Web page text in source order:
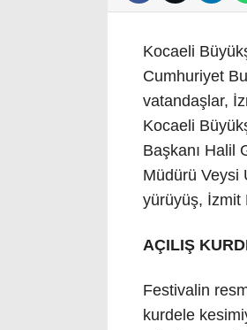
Kocaeli
Cumhuriyet
vatandaşlar,
Kocaeli
Başkanı Halil
Müdürü Veysi
yürüyüş, İzmit
AÇILIŞ
Festivalin
kurdele